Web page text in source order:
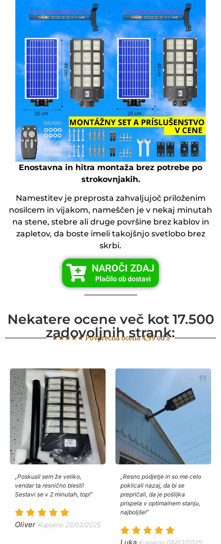
Enostavna in hitra montaža brez potrebe po
strokovnjakih.
Namestitev je preprosta zahvaljujoč priloženim
nosilcem in vijakom, nameščen je v nekaj minutah
na stene, stebre ali druge površine brez kablov in
zapletov, da boste imeli takojšnjo svetlobo brez
skrbi.
NAROČI ZDAJ
Plačilo ob dostavi
Nekatere ocene več kot 17.500
zadovoljnih strank:
★★★★★ Povprečna ocena 4,99 od 5
„Poskusil sem že veliko,
vendar ta resnično blesti!
Sestavi se v 2 minutah, top!“
Oliver Kupljeno 20/02/2025
„Resno podjetje in so me celo
poklicali nazaj, da bi se
prepričali, da je pošiljka
prispela v optimalnem stanju,
najboljše!“